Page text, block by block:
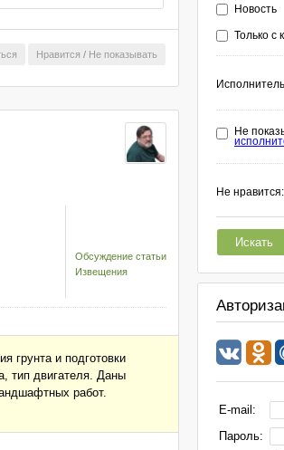
Новость
Только с
Не
Не нравится:
Искать
E-mail:
Пароль:
Нравится / Не показывать
Обсуждение статьи
Извещения
грунта и подготовки
тип двигателя. Даны
работ.